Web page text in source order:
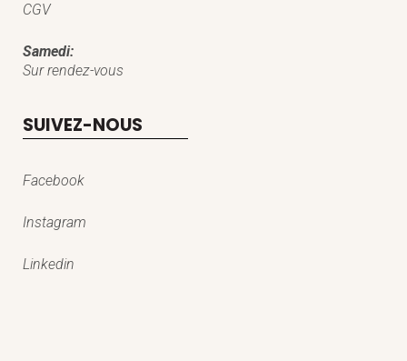
CGV
Samedi:
Sur rendez-vous
SUIVEZ-NOUS
Facebook
Instagram
Linkedin